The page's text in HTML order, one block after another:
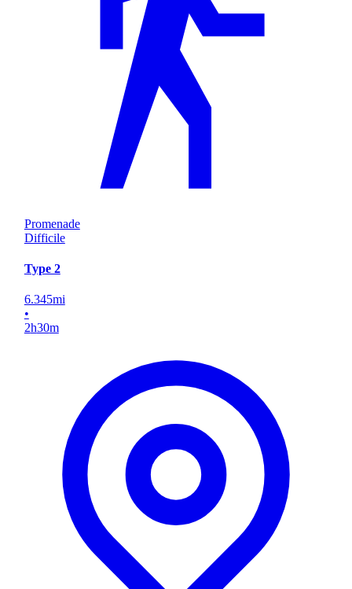
Promenade
Difficile
Type 2
6.345mi
•
2h30m